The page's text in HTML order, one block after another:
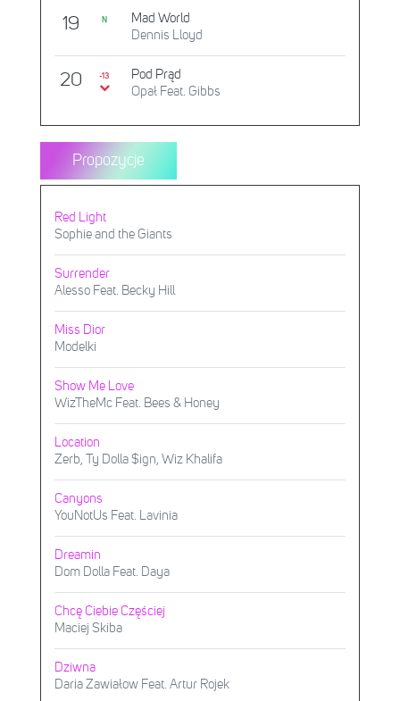
19 N
Mad World
Dennis Lloyd
20 -13
Pod Prąd
Opał Feat. Gibbs
Propozycje
Red Light
Sophie and the Giants
Surrender
Alesso Feat. Becky Hill
Miss Dior
Modelki
Show Me Love
WizTheMc Feat. Bees & Honey
Location
Zerb, Ty Dolla $ign, Wiz Khalifa
Canyons
YouNotUs Feat. Lavinia
Dreamin
Dom Dolla Feat. Daya
Chcę Ciebie Częściej
Maciej Skiba
Dziwna
Daria Zawiałow Feat. Artur Rojek